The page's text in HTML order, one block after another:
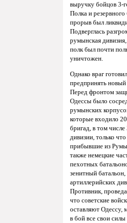
выручку бойцов 3-
Полка и резервного
прорыв был
Подверглась
румынская
полк был почти
уничтожен.
Однако враг
предпринять новый
Перед фронтом
Одессы было
румынских
которые входило
бригад, в том
дивизии, только что
прибывшие из
также немецкие
пехотных
зенитный батальон,
артиллерийских
Противник,
что советские
оставляют Одессу,
в бой все свои силы